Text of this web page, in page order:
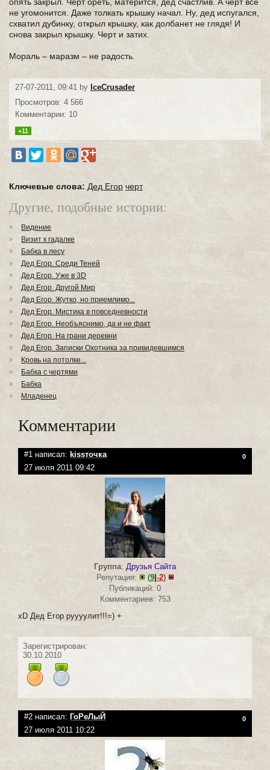
не угомонится. Даже толкать крышку начал. Ну, дед испугался,
схватил дубинку, открыл крышку, как долбанет не глядя! И
снова закрыл крышку. Черт и затих.
Мораль – маразм – не радость.
27-07-2011, 09:41 by IceCrusader
Просмотров: 4 566
Комментарии: 10
+11
Ключевые слова: Дед Егор черт
Другие, подобные истории:
Видение
Визит к гадалке
Бабка в лесу
Дед Егор. Среди Теней
Дед Егор. Уже в 3D
Дед Егор. Другой Мир
Дед Егор. Жутко, но приемлимо...
Дед Егор. Мистика в повседневности
Дед Егор. Необъяснимо, да и не факт
Дед Егор. На грани деревни
Дед Егор. Записки Охотника за привидевшимся
Кровь на потолке...
Бабка с чертями
Бабка
Младенец
Комментарии
#1 написал: kissточка 0
27 июля 2011 09:42
Группа: Друзья Сайта
Репутация:
(9| -2)
Публикаций: 0
Комментариев: 753
хD Дед Егор руууулит!!!=) +
Зарегистрирован:
30.10.2010
#2 написал: ГоРеЛыЙ 0
27 июля 2011 10:22